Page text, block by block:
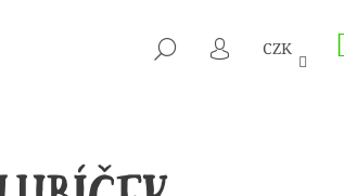
HLEDAT
PŘIHLÁŠENÍ
CZK